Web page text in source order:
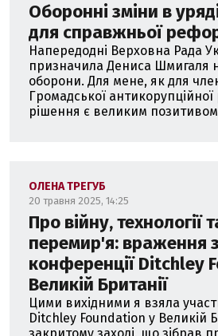
Оборонні зміни в
для справжньої
Напередодні Верховна Рада
призначила Дениса Шмигаля
оборони. Для мене, як для
Громадської
рішення є великим
ОЛЕНА ТРЕГУБ
20 травня 2025, 14:25
Про війну, технології
перемир'я: враження з
конференції Ditchley
Великій Британії
Цими вихідними я взяла
Ditchley Foundation у Великій